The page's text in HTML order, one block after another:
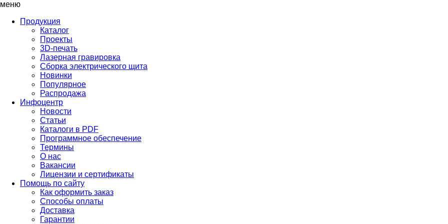
меню
Продукция
Каталог
Проекты
3D-печать
Лазерная гравировка
Сборка электрического щита
Новинки
Популярное
Распродажа
Инфоцентр
Новости
Статьи
Каталоги в PDF
Программное обеспечение
Термины
О нас
Вакансии
Лицензии и сертификаты
Помощь по сайту
Как оформить заказ
Способы оплаты
Доставка
Гарантии